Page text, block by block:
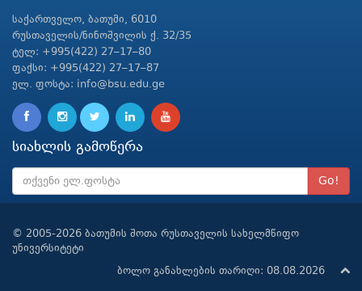
საქართველო, ბათუმი, 6010
რუსთაველის/ნინოშვილის ქ. 32/35
ტელ: +995(422) 27–17–80
ფაქსი: +995(422) 27–17–87
ელ. ფოსტა: info@bsu.edu.ge
სიახლის გამოწერა
Go!
© 2005-2026 ბათუმის შოთა რუსთაველის სახელმწიფო
უნივერსიტეტი
ბოლო განახლების თარიღი: 08.08.2026